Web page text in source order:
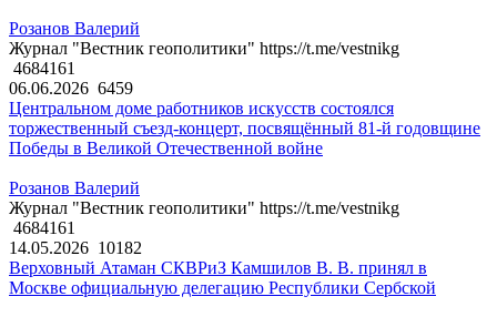
Розанов Валерий
Журнал "Вестник геополитики" https://t.me/vestnikg
4684161
06.06.2026 6459
Центральном доме работников искусств состоялся
торжественный съезд-концерт, посвящённый 81-й годовщине
Победы в Великой Отечественной войне
Розанов Валерий
Журнал "Вестник геополитики" https://t.me/vestnikg
4684161
14.05.2026 10182
Верховный Атаман СКВРиЗ Камшилов В. В. принял в
Москве официальную делегацию Республики Сербской